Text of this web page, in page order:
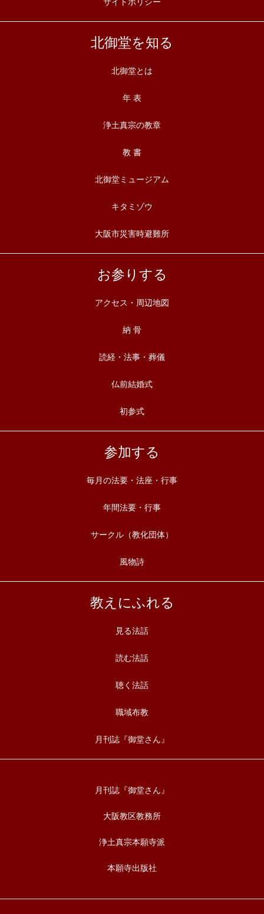
北御堂を知る
北御堂とは
年 表
浄土真宗の教章
教 書
北御堂ミュージアム
キタミゾウ
大阪市災害時避難所
お参りする
アクセス・周辺地図
納 骨
読経・法事・葬儀
仏前結婚式
初参式
参加する
毎月の法要・法座・行事
年間法要・行事
サークル（教化団体）
風物詩
教えにふれる
見る法話
読む法話
聴く法話
職域布教
月刊誌『御堂さん』
月刊誌『御堂さん』
大阪教区教務所
浄土真宗本願寺派
本願寺出版社